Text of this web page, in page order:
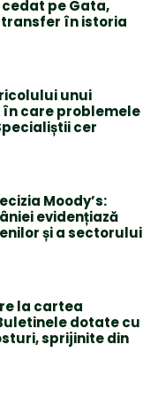
pe Gata,
în istoria
unui
care problemele
cer
Moody’s:
evidențiază
și a sectorului
la cartea
dotate cu
sprijinite din